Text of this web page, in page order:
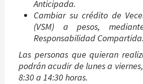
Anticipada.
Cambiar su crédito de
(VSM) a pesos,
Responsabilidad Compartida.
Las personas que quieran
podrán acudir de lunes a
8:30 a 14:30 horas.